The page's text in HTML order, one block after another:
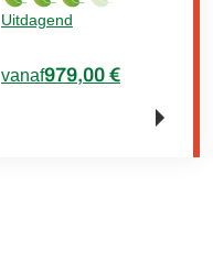
Uitdagend
vanaf979,00 €